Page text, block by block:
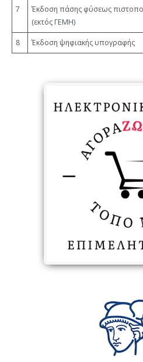
7
Έκδοση πάσης φύσεως
(εκτός ΓΕΜΗ)
8 Έκδοση ψηφιακής υπογραφής